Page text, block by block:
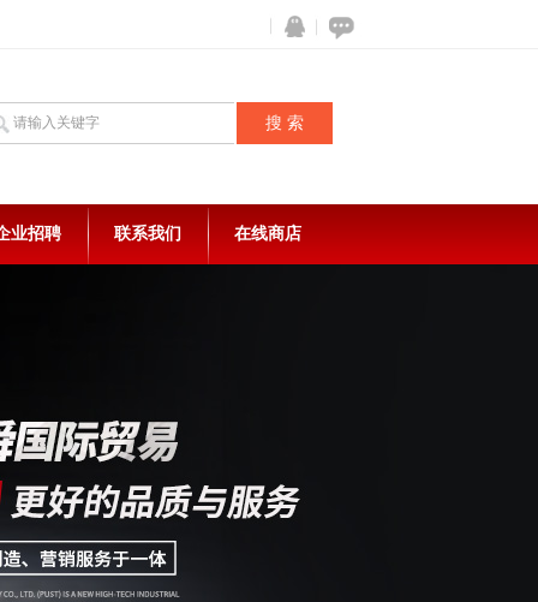
业招聘 联系我们 在线商店